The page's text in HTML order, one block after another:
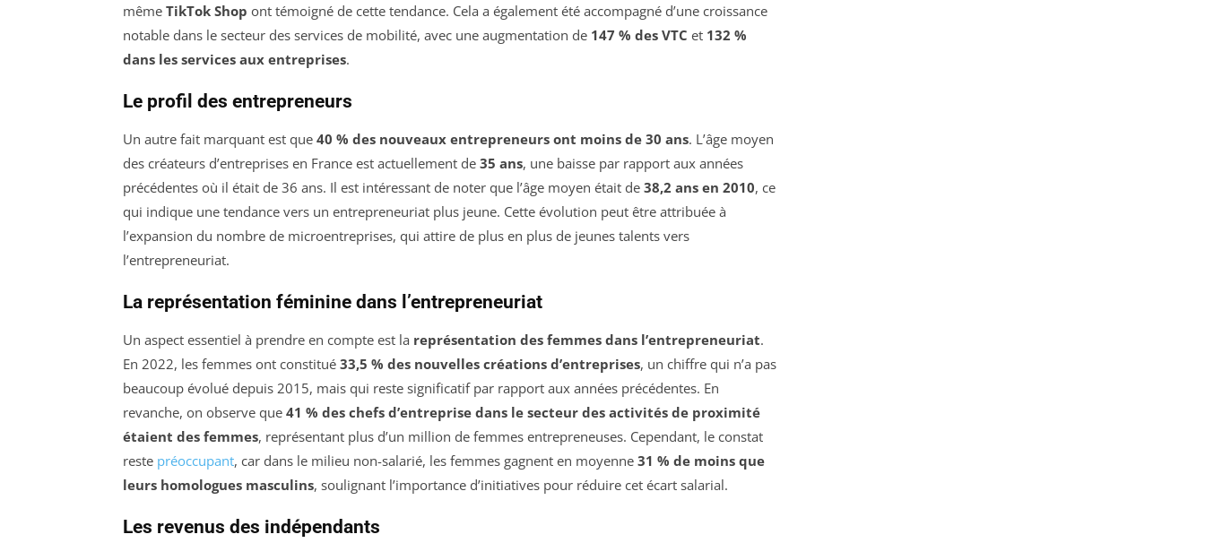
même TikTok Shop ont témoigné de cette tendance. Cela a également été accompagné d’une croissance
notable dans le secteur des services de mobilité, avec une augmentation de 147 % des VTC et 132 %
dans les services aux entreprises.
Le profil des entrepreneurs
Un autre fait marquant est que 40 % des nouveaux entrepreneurs ont moins de 30 ans. L’âge moyen
des créateurs d’entreprises en France est actuellement de 35 ans, une baisse par rapport aux années
précédentes où il était de 36 ans. Il est intéressant de noter que l’âge moyen était de 38,2 ans en 2010, ce
qui indique une tendance vers un entrepreneuriat plus jeune. Cette évolution peut être attribuée à
l’expansion du nombre de microentreprises, qui attire de plus en plus de jeunes talents vers
l’entrepreneuriat.
La représentation féminine dans l’entrepreneuriat
Un aspect essentiel à prendre en compte est la représentation des femmes dans l’entrepreneuriat.
En 2022, les femmes ont constitué 33,5 % des nouvelles créations d’entreprises, un chiffre qui n’a pas
beaucoup évolué depuis 2015, mais qui reste significatif par rapport aux années précédentes. En
revanche, on observe que 41 % des chefs d’entreprise dans le secteur des activités de proximité
étaient des femmes, représentant plus d’un million de femmes entrepreneuses. Cependant, le constat
reste préoccupant, car dans le milieu non-salarié, les femmes gagnent en moyenne 31 % de moins que
leurs homologues masculins, soulignant l’importance d’initiatives pour réduire cet écart salarial.
Les revenus des indépendants